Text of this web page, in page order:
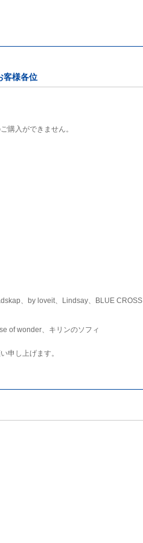
客様各位
購入ができません。
、by loveit、Lindsay、BLUE CROSS
of wonder、キリンのソフィ
申し上げます。